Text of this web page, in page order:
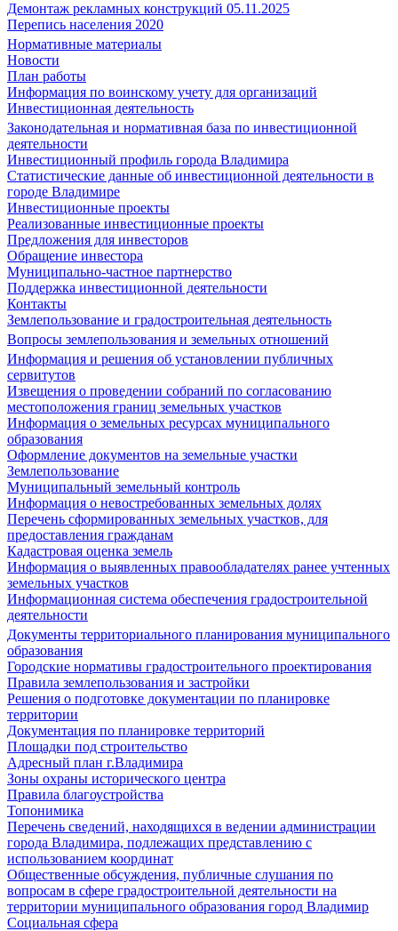
Демонтаж рекламных конструкций 05.11.2025
Перепись населения 2020
Нормативные материалы
Новости
План работы
Информация по воинскому учету для организаций
Инвестиционная деятельность
Законодательная и нормативная база по инвестиционной
деятельности
Инвестиционный профиль города Владимира
Статистические данные об инвестиционной деятельности в
городе Владимире
Инвестиционные проекты
Реализованные инвестиционные проекты
Предложения для инвесторов
Обращение инвестора
Муниципально-частное партнерство
Поддержка инвестиционной деятельности
Контакты
Землепользование и градостроительная деятельность
Вопросы землепользования и земельных отношений
Информация и решения об установлении публичных
сервитутов
Извещения о проведении собраний по согласованию
местоположения границ земельных участков
Информация о земельных ресурсах муниципального
образования
Оформление документов на земельные участки
Землепользование
Муниципальный земельный контроль
Информация о невостребованных земельных долях
Перечень сформированных земельных участков, для
предоставления гражданам
Кадастровая оценка земель
Информация о выявленных правообладателях ранее учтенных
земельных участков
Информационная система обеспечения градостроительной
деятельности
Документы территориального планирования муниципального
образования
Городские нормативы градостроительного проектирования
Правила землепользования и застройки
Решения о подготовке документации по планировке
территории
Документация по планировке территорий
Площадки под строительство
Адресный план г.Владимира
Зоны охраны исторического центра
Правила благоустройства
Топонимика
Перечень сведений, находящихся в ведении администрации
города Владимира, подлежащих представлению с
использованием координат
Общественные обсуждения, публичные слушания по
вопросам в сфере градостроительной деятельности на
территории муниципального образования город Владимир
Социальная сфера